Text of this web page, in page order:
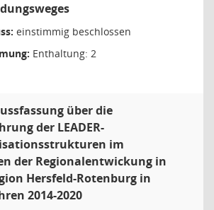
einstimmig beschlossen
Enthaltung: 2
über die
der LEADER-
im
der Regionalentwickung in
Hersfeld-Rotenburg in
2014-2020